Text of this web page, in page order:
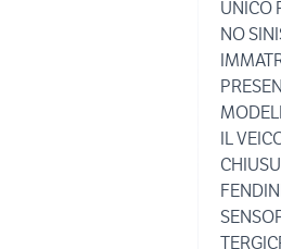
UNICO
NO
IL